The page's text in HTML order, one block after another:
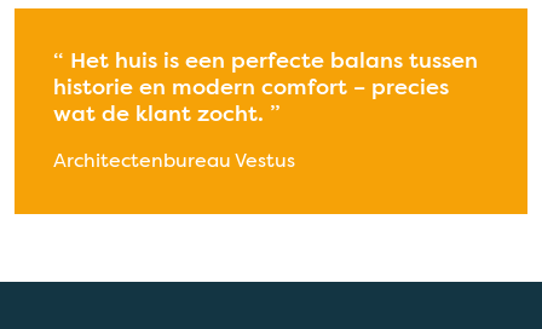
Het huis is een perfecte balans tussen
historie en modern comfort – precies
wat de klant zocht.
Architectenbureau Vestus